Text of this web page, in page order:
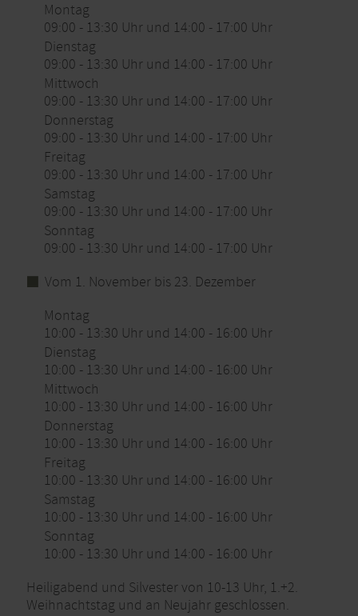
Montag
09:00 - 13:30 Uhr und 14:00 - 17:00 Uhr
Dienstag
09:00 - 13:30 Uhr und 14:00 - 17:00 Uhr
Mittwoch
09:00 - 13:30 Uhr und 14:00 - 17:00 Uhr
Donnerstag
09:00 - 13:30 Uhr und 14:00 - 17:00 Uhr
Freitag
09:00 - 13:30 Uhr und 14:00 - 17:00 Uhr
Samstag
09:00 - 13:30 Uhr und 14:00 - 17:00 Uhr
Sonntag
09:00 - 13:30 Uhr und 14:00 - 17:00 Uhr
Vom 1. November bis 23. Dezember
Montag
10:00 - 13:30 Uhr und 14:00 - 16:00 Uhr
Dienstag
10:00 - 13:30 Uhr und 14:00 - 16:00 Uhr
Mittwoch
10:00 - 13:30 Uhr und 14:00 - 16:00 Uhr
Donnerstag
10:00 - 13:30 Uhr und 14:00 - 16:00 Uhr
Freitag
10:00 - 13:30 Uhr und 14:00 - 16:00 Uhr
Samstag
10:00 - 13:30 Uhr und 14:00 - 16:00 Uhr
Sonntag
10:00 - 13:30 Uhr und 14:00 - 16:00 Uhr
Heiligabend und Silvester von 10-13 Uhr, 1.+2.
Weihnachtstag und an Neujahr geschlossen.